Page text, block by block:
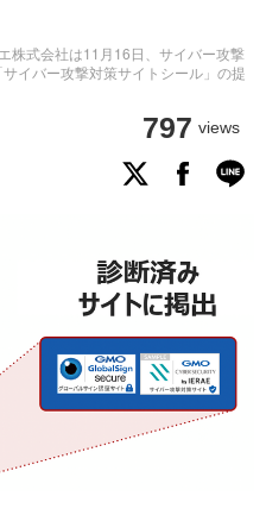
株式会社は11月16日、サイバー攻撃
イバー攻撃対策サイトシール」の提
797 views